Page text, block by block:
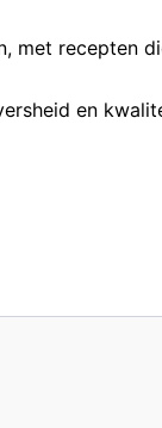
met recepten
en